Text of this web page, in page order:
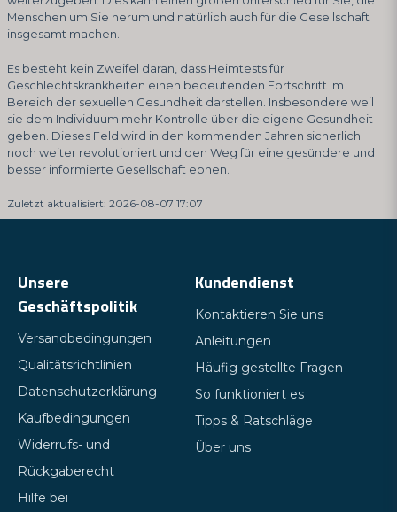
Menschen um Sie herum und natürlich auch für die Gesellschaft
insgesamt machen.
Es besteht kein Zweifel daran, dass Heimtests für
Geschlechtskrankheiten einen bedeutenden Fortschritt im
Bereich der sexuellen Gesundheit darstellen. Insbesondere weil
sie dem Individuum mehr Kontrolle über die eigene Gesundheit
geben. Dieses Feld wird in den kommenden Jahren sicherlich
noch weiter revolutioniert und den Weg für eine gesündere und
besser informierte Gesellschaft ebnen.
Zuletzt aktualisiert: 2026-08-07 17:07
Unsere
Geschäftspolitik
Versandbedingungen
Qualitätsrichtlinien
Datenschutzerklärung
Kaufbedingungen
Widerrufs- und
Rückgaberecht
Hilfe bei
Kundendienst
Kontaktieren Sie uns
Anleitungen
Häufig gestellte Fragen
So funktioniert es
Tipps & Ratschläge
Über uns